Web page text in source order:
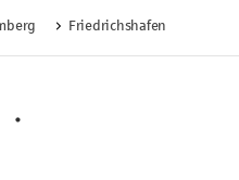
Friedrichshafen